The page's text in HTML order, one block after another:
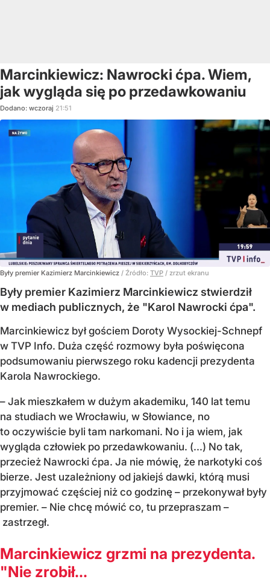
Marcinkiewicz: Nawrocki ćpa. Wiem,
jak wygląda się po przedawkowaniu
Dodano: wczoraj 21:51
Były premier Kazimierz Marcinkiewicz / Źródło: TVP / zrzut ekranu
Były premier Kazimierz Marcinkiewicz stwierdził
w mediach publicznych, że "Karol Nawrocki ćpa".
Marcinkiewicz był gościem Doroty Wysockiej-Schnepf
w TVP Info. Duża część rozmowy była poświęcona
podsumowaniu pierwszego roku kadencji prezydenta
Karola Nawrockiego.
– Jak mieszkałem w dużym akademiku, 140 lat temu
na studiach we Wrocławiu, w Słowiance, no
to oczywiście byli tam narkomani. No i ja wiem, jak
wygląda człowiek po przedawkowaniu. (...) No tak,
przecież Nawrocki ćpa. Ja nie mówię, że narkotyki coś
bierze. Jest uzależniony od jakiejś dawki, którą musi
przyjmować częściej niż co godzinę – przekonywał były
premier. – Nie chcę mówić co, tu przepraszam –
zastrzegł.
Marcinkiewicz grzmi na prezydenta.
"Nie zrobił...